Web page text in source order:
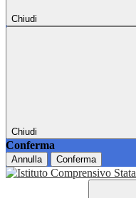
Chiudi
Chiudi
Conferma
Annulla Conferma